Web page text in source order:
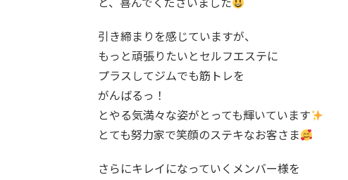
引き締まりを感じていますが、
もっと頑張りたいとセルフエステに
プラスしてジムでも筋トレを
がんばるっ！
とやる気満々な姿がとっても輝いています
とても努力家で笑顔のステキなお客さま
さらにキレイになっていくメンバー様を